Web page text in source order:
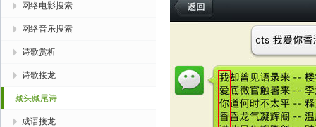
网络电影搜索
网络音乐搜索
诗歌赏析
诗歌接龙
藏头藏尾诗
成语接龙